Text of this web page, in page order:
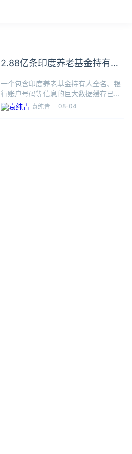
2.88亿条印度养老基金持有人
一个包含印度养老基金持有人全名、银
行账户号码等信息的巨大数据缓存已在
网上浮出水面。安全研究员Bob
Diachenko发现两个独立的IP地址存储
袁纯青 08-04